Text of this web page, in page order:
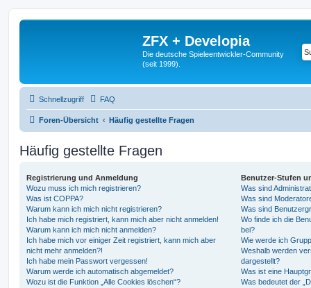
ZFX + Developia
Die deutsche Spieleentwickler-Community
(seit 1999).
Schnellzugriff FAQ
Foren-Übersicht Häufig gestellte Fragen
Häufig gestellte Fragen
Registrierung und Anmeldung
Wozu muss ich mich registrieren?
Was ist COPPA?
Warum kann ich mich nicht registrieren?
Ich habe mich registriert, kann mich aber nicht anmelden!
Warum kann ich mich nicht anmelden?
Ich habe mich vor einiger Zeit registriert, kann mich aber
nicht mehr anmelden?!
Ich habe mein Passwort vergessen!
Warum werde ich automatisch abgemeldet?
Wozu ist die Funktion „Alle Cookies löschen“?
Benutzer-Stufen
Was sind
Was sind
Was sind
Wo finde ich die
bei?
Wie werde ich
Weshalb werden
dargestellt?
Was ist eine
Was bedeutet der